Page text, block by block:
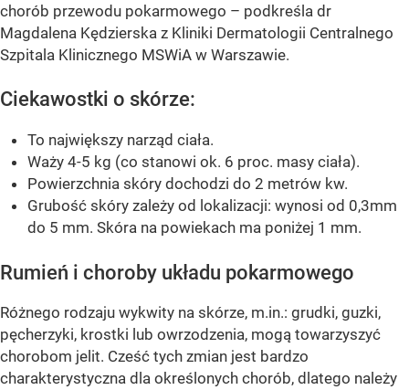
chorób przewodu pokarmowego – podkreśla dr
Magdalena Kędzierska z Kliniki Dermatologii Centralnego
Szpitala Klinicznego MSWiA w Warszawie.
Ciekawostki o skórze:
To największy narząd ciała.
Waży 4-5 kg (co stanowi ok. 6 proc. masy ciała).
Powierzchnia skóry dochodzi do 2 metrów kw.
Grubość skóry zależy od lokalizacji: wynosi od 0,3mm
do 5 mm. Skóra na powiekach ma poniżej 1 mm.
Rumień i choroby układu pokarmowego
Różnego rodzaju wykwity na skórze, m.in.: grudki, guzki,
pęcherzyki, krostki lub owrzodzenia, mogą towarzyszyć
chorobom jelit. Cześć tych zmian jest bardzo
charakterystyczna dla określonych chorób, dlatego należy